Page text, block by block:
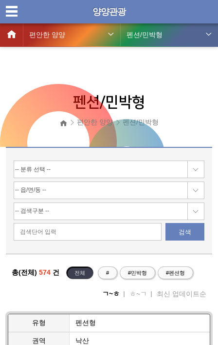
양양관광
편안한 양양 펜션/민박형
펜션/민박형
편안한 양양 펜션/민박형
검색
총(전체) 574 건 전체 # #민박형 #펜션형
ㄱ~ㅎ ㅎ~ㄱ 최신 업데이트순
유형 펜션형
권역 낙산